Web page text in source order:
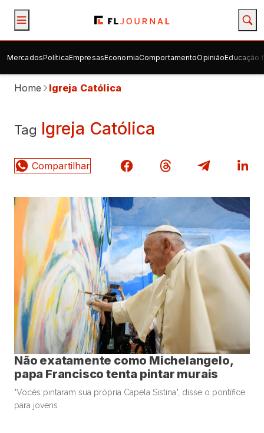
MercadosPolíticaEmpresasEconomiaComportamentoOpiniãoEducação
Home Igreja Católica
Tag Igreja Católica
Não exatamente como Michelangelo,
papa Francisco tenta pintar murais
"Vocês pintaram sua própria Capela Sistina", disse o pontífice
para jovens